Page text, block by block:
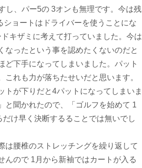
し、パー5の 3オンも無理です。今は残
ョートはドライバーを使うことにな
キザミに考えて打っていました。今は
ったという事を認めたくないのだと
下手になってしまいました。パット
れも力が落ちたせいだと思います。
が下りだと4パットになってしまいま
と聞かれたので、「ゴルフを始めて 1
け早く決断するることでは無いでし
腰椎のストレッチングを繰り返して
んので 1月から新袖ではカートが入る